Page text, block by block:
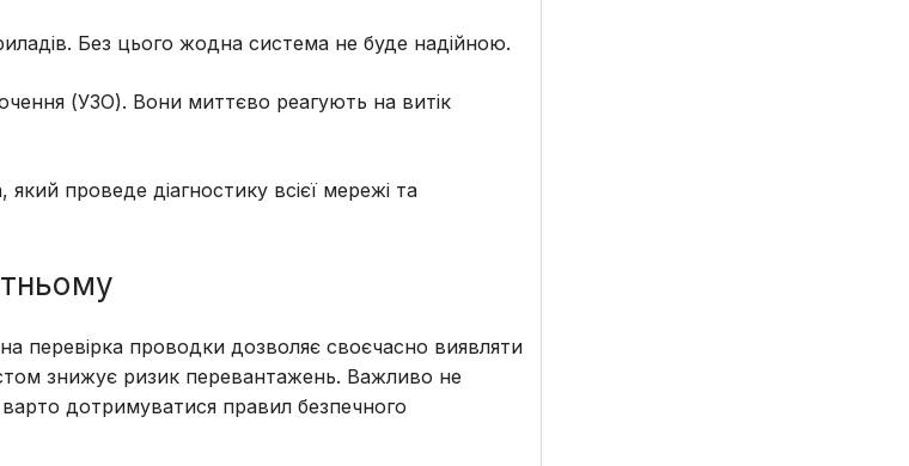
Без цього жодна система не буде надійною.
(УЗО). Вони миттєво реагують на витік
проведе діагностику всієї мережі та
перевірка проводки дозволяє своєчасно виявляти
знижує ризик перевантажень. Важливо не
варто дотримуватися правил безпечного